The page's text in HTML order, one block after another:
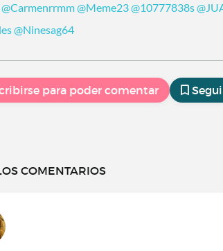
@Carmenrrmm@Meme23@10777838s
@Ninesag64
para poder comentar
COMENTARIOS